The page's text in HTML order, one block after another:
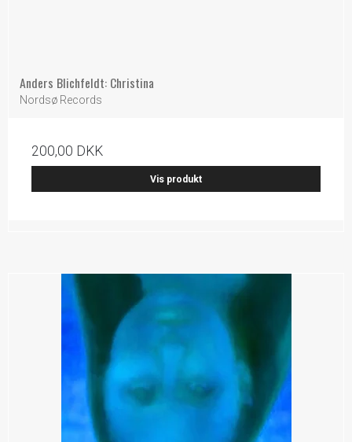
Anders Blichfeldt: Christina
Nordsø Records
200,00 DKK
Vis produkt